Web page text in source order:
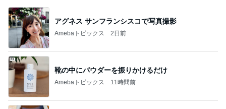
アグネス サンフランシスコで写真撮影
Amebaトピックス 2日前
靴の中にパウダーを振りかけるだけ
Amebaトピックス 11時間前